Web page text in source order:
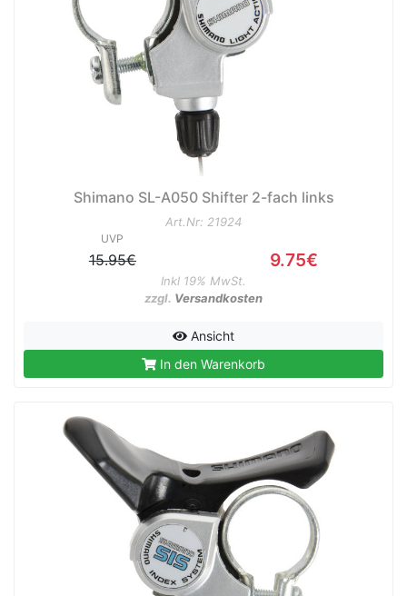
Shimano SL-A050 Shifter 2-fach links
Art.Nr: 21924
UVP
15.95€ 9.75€
Inkl 19% MwSt.
zzgl. Versandkosten
Ansicht
In den Warenkorb